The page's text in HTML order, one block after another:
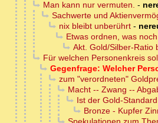
Man kann nur vermuten. -
Sachwerte und
nix bleibt unberührt-
Etwas ordnen, was
Akt. Gold/Silber-Ratio
Für welchen Personenkreis
Gegenfrage: Welcher
zum "verordneten"
Macht -- Zwang --
Ist der Gold-
Bronze - Kupfer